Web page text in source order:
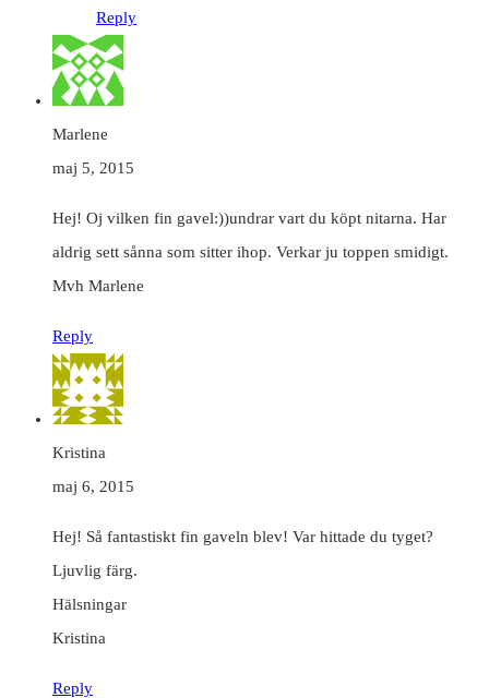
Reply
Marlene
maj 5, 2015
Hej! Oj vilken fin gavel:))undrar vart du köpt nitarna. Har
aldrig sett sånna som sitter ihop. Verkar ju toppen smidigt.
Mvh Marlene
Reply
Kristina
maj 6, 2015
Hej! Så fantastiskt fin gaveln blev! Var hittade du tyget?
Ljuvlig färg.
Hälsningar
Kristina
Reply